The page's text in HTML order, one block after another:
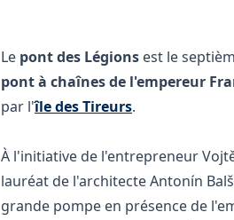
Le pont des Légions est le
pont à chaînes de l'empereur
par l'île des Tireurs.
À l'initiative de l'entrepreneur
lauréat de l'architecte Antonín
grande pompe en présence de